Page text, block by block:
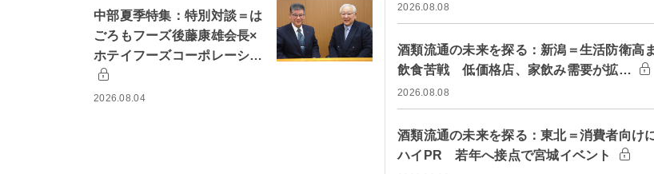
中部夏季特集：特別対談＝は
ごろもフーズ後藤康雄会長×
ホテイフーズコーポレーシ…
2026.08.04
2026.08.08
酒類流通の未来を探る：新潟＝生活防衛高
飲食苦戦 低価格店、家飲み需要が拡…
2026.08.08
酒類流通の未来を探る：東北＝消費者向け
ハイPR 若年へ接点で宮城イベント